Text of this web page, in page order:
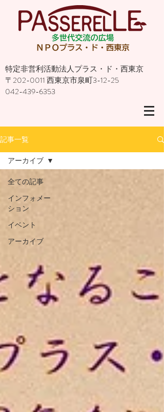
特定非営利活動法人プラス・ド・西東京
〒202-0011 西東京市泉町3-12-25
042-439-6353
記事一覧
全ての記事
インフォメー
ション
イベント
アーカイブ
アーカイブ